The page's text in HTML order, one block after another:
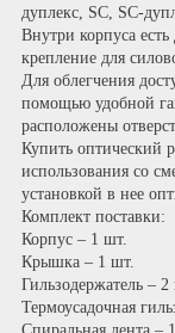
дуплекс, SC, SC-
Внутри корпуса
крепление для
Для облегчения
помощью удобной
расположены
Купить оптический
использования со
установкой в нее
Комплект поставки:
Корпус – 1 шт.
Крышка – 1 шт.
Гильзодержатель – 2
Термоусадочная